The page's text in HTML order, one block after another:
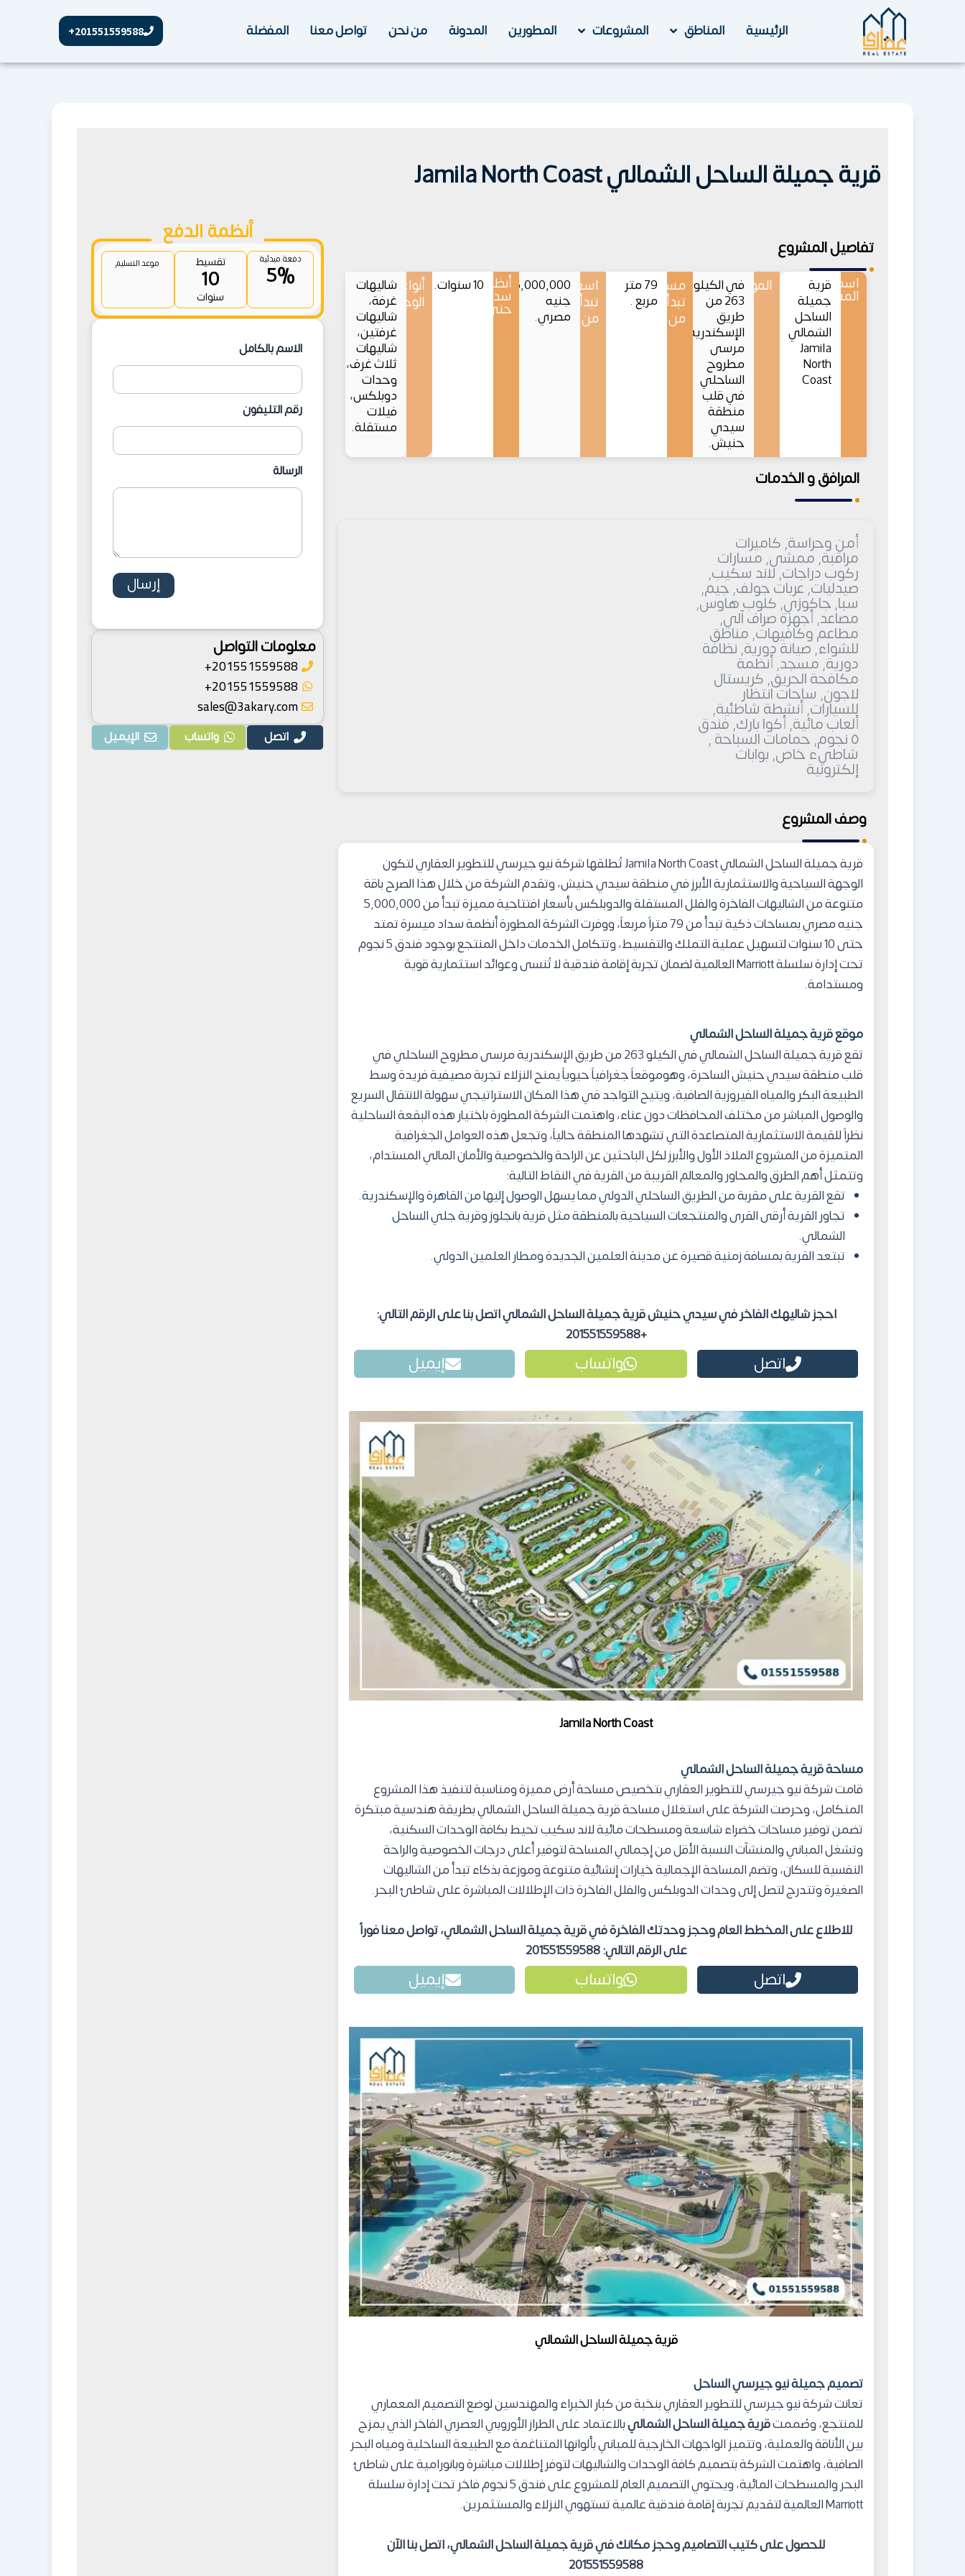
الرئيسية المناطق المشروعات المطورين المدونة من نحن تواصل معنا المفضلة 201551559588+
قرية جميلة الساحل الشمالي Jamila North Coast
تفاصيل المشروع
اسم
المشروع
قرية
جميلة
الساحل
الشمالي
Jamila
North
Coast
الموقعفي الكيلو
263 من
طريق
الإسكندرية
مرسى
مطروح
الساحلي
في قلب
منطقة
سيدي
حنيش.
مساحات
تبدأ
من
79 متر
مربع .
اسعار
تبدأ
من
5,000,000
جنيه
مصري.
أنظمة
سداد
حتى
10 سنوات. أنواع
الوحدات
شاليهات
غرفة،
شاليهات
غرفتين،
شاليهات
ثلاث غرف،
وحدات
دوبلكس،
فيلات
مستقلة.
المرافق و الخدمات
أمن وحراسة, كاميرات
مراقبة, ممشى, مسارات
ركوب دراجات, لاند سكيب,
صيدليات, عربات جولف, جيم,
سبا, جاكوزي, كلوب هاوس,
مصاعد, أجهزة صراف آلي,
مطاعم وكافيهات, مناطق
للشواء, صيانة دورية, نظافة
دورية, مسجد, أنظمة
مكافحة الحريق, كريستال
لاجون, ساحات انتظار
للسيارات, أنشطة شاطئية,
ألعاب مائية, أكوا بارك, فندق
٥ نجوم, حمامات السباحة ,
شاطيء خاص, بوابات
إلكترونية
وصف المشروع
قرية جميلة الساحل الشمالي Jamila North Coast
تُطلقها شركة نيو جيرسي للتطوير العقاري لتكون
الوجهة السياحية والاستثمارية الأبرز في منطقة سيدي حنيش، وتقدم الشركة من خلال هذا الصرح باقة
متنوعة من الشاليهات الفاخرة والفلل المستقلة والدوبلكس بأسعار افتتاحية مميزة تبدأ من 5,000,000
جنيه مصري بمساحات ذكية تبدأ من 79 متراً مربعاً، ووفرت الشركة المطورة أنظمة سداد ميسرة تمتد
حتى 10 سنوات لتسهيل عملية التملك والتقسيط، وتتكامل الخدمات داخل المنتجع بوجود فندق 5 نجوم
تحت إدارة سلسلة Marriott العالمية لضمان تجربة إقامة فندقية لا تُنسى وعوائد استثمارية قوية
ومستدامة.
موقع قرية جميلة الساحل الشمالي
تقع قرية جميلة الساحل الشمالي في الكيلو 263 من طريق الإسكندرية مرسى مطروح الساحلي في
قلب منطقة سيدي حنيش الساحرة، وهوموقعاً جغرافياً حيوياً يمنح النزلاء تجربة مصيفية فريدة وسط
الطبيعة البكر والمياه الفيروزية الصافية، ويتيح التواجد في هذا المكان الاستراتيجي سهولة الانتقال السريع
والوصول المباشر من مختلف المحافظات دون عناء، واهتمت الشركة المطورة باختيار هذه البقعة الساحلية
نظراً للقيمة الاستثمارية المتصاعدة التي تشهدها المنطقة حالياً، وتجعل هذه العوامل الجغرافية
المتميزة من المشروع الملاذ الأول والأبرز لكل الباحثين عن الراحة والخصوصية والأمان المالي المستدام،
وتتمثل أهم الطرق والمحاور والمعالم القريبة من القرية في النقاط التالية:
تقع القرية على مقربة من الطريق الساحلي الدولي مما يسهل الوصول إليها من القاهرة والإسكندرية.
تجاور القرية أرقى القرى والمنتجعات السياحية بالمنطقة مثل قرية بانجلوز وقرية جلي الساحل
الشمالي.
تبتعد القرية بمسافة زمنية قصيرة عن مدينة العلمين الجديدة ومطار العلمين الدولي.
احجز شاليهك الفاخر في سيدي حنيش قرية جميلة الساحل الشمالي اتصل بنا على الرقم التالي:
+201551559588
اتصل واتساب إيميل
Jamila North Coast
مساحة قرية جميلة الساحل الشمالي
قامت شركة نيو جيرسي للتطوير العقاري بتخصيص مساحة أرض مميزة ومناسبة لتنفيذ هذا المشروع
المتكامل، وحرصت الشركة على استغلال مساحة قرية جميلة الساحل الشمالي بطريقة هندسية مبتكرة
تضمن توفير مساحات خضراء شاسعة ومسطحات مائية لاند سكيب تحيط بكافة الوحدات السكنية،
وتشغل المباني والمنشآت النسبة الأقل من إجمالي المساحة لتوفير أعلى درجات الخصوصية والراحة
النفسية للسكان، وتضم المساحة الإجمالية خيارات إنشائية متنوعة وموزعة بذكاء تبدأ من الشاليهات
الصغيرة وتتدرج لتصل إلى وحدات الدوبلكس والفلل الفاخرة ذات الإطلالات المباشرة على شاطئ البحر.
للاطلاع على المخطط العام وحجز وحدتك الفاخرة في قرية جميلة الساحل الشمالي، تواصل معنا فوراً
على الرقم التالي: 201551559588
اتصل واتساب إيميل
قرية جميلة الساحل الشمالي
تصميم جميلة نيو جيرسي الساحل
تعانت شركة نيو جيرسي للتطوير العقاري بنخبة من كبار الخبراء والمهندسين لوضع التصميم المعماري
للمنتجع، وصُممتقرية جميلة الساحل الشماليبالاعتماد على الطراز الأوروبي العصري الفاخر الذي يمزج
بين الأناقة والعملية، وتتميز الواجهات الخارجية للمباني بألوانها المتناغمة مع الطبيعة الساحلية ومياه البحر
الصافية، واهتمت الشركة بتصميم كافة الوحدات والشاليهات لتوفر إطلالات مباشرة وبانورامية على شاطئ
البحر والمسطحات المائية، ويحتوي التصميم العام للمشروع على فندق 5 نجوم فاخر تحت إدارة سلسلة
Marriott العالمية لتقديم تجربة إقامة فندقية عالمية تستهوي النزلاء والمستثمرين.
للحصول على كتيب التصاميم وحجز مكانك في قرية جميلة الساحل الشمالي، اتصل بنا الآن
201551559588
أنظمة الدفع
موعد التسليم تقسيط
10
سنوات
دفعة مبدئية
5%
الاسم بالكامل
رقم التليفون
الرسالة
معلومات التواصل
201551559588+
201551559588+
sales@3akary.com
اتصل واتساب الإيميل